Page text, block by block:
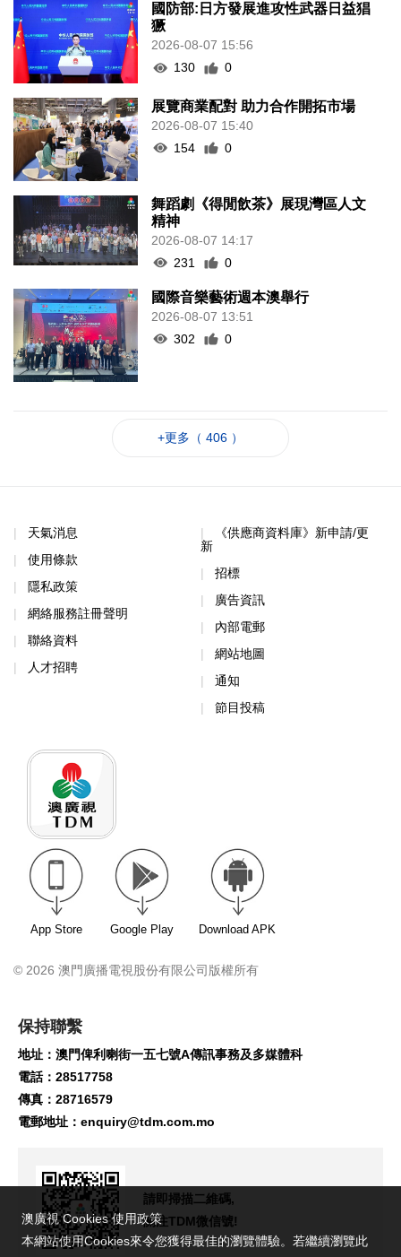
國防部:日方發展進攻性武器日益猖
獗
2026-08-07 15:56
130
0
展覽商業配對 助力合作開拓市場
2026-08-07 15:40
154
0
舞蹈劇《得閒飲茶》展現灣區人文
精神
2026-08-07 14:17
231
0
國際音樂藝術週本澳舉行
2026-08-07 13:51
302
0
+更多（ 406 ）
天氣消息
使用條款
隱私政策
網絡服務註冊聲明
聯絡資料
人才招聘
《供應商資料庫》新申請/更
新
招標
廣告資訊
內部電郵
網站地圖
通知
節目投稿
App Store Google Play Download APK
© 2026 澳門廣播電視股份有限公司版權所有
保持聯繫
地址：澳門俾利喇街一五七號A傳訊事務及多媒體科
電話：28517758
傳真：28716579
電郵地址： enquiry@tdm.com.mo
請即掃描二維碼,
關注TDM微信號!
澳廣視 Cookies 使用政策
本網站使用Cookies來令您獲得最佳的瀏覽體驗。若繼續瀏覽此